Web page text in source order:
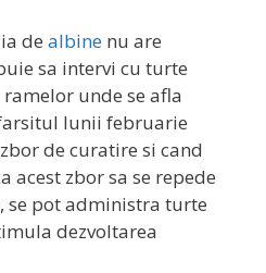
de albine nu are
sa intervi cu turte
unde se afla
lunii februarie
de curatire si cand
acest zbor sa se repede
se pot administra turte
dezvoltarea